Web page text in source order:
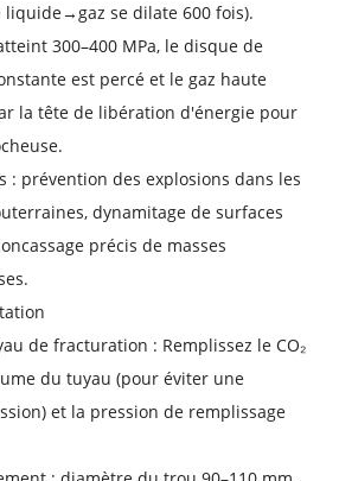
se dilate 600 fois).
300–400 MPa, le disque de
est percé et le gaz haute
la tête de libération d'énergie pour
: prévention des explosions dans les
dynamitage de surfaces
précis de masses
de fracturation : Remplissez le CO₂
du tuyau (pour éviter une
et la pression de remplissage